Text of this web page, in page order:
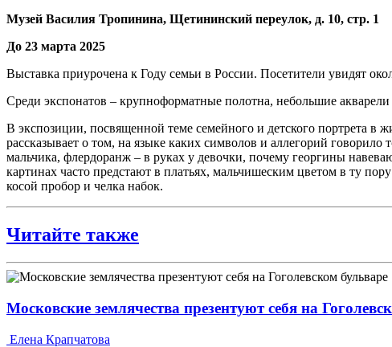
Музей Василия Тропинина, Щетининский переулок, д. 10, стр. 1
До 23 марта 2025
Выставка приурочена к Году семьи в России. Посетители увидят
Среди экспонатов – крупноформатные полотна, небольшие
В экспозиции, посвященной теме семейного и детского портрета
рассказывает о том, на языке каких символов и аллегорий
мальчика, флердоранж – в руках у девочки, почему георгины
картинах часто предстают в платьях, мальчишеским цветом в ту
косой пробор и челка набок.
Читайте также
Московские землячества презентуют себя на
Елена Крапчатова